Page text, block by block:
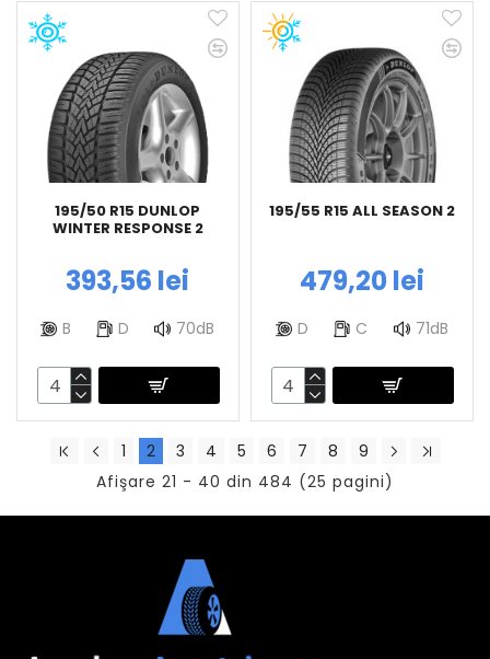
195/50 R15 DUNLOP
WINTER RESPONSE 2
393,56 lei
B D 70dB
195/55 R15 ALL SEASON 2
479,20 lei
D C 71dB
1 2 3 4 5 6 7 8
9
Afişare 21 - 40 din 484 (25 pagini)